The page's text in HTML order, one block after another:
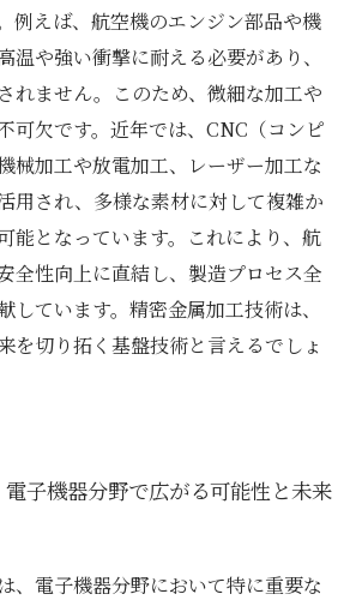
例えば、航空機のエンジン部品や機
温や強い衝撃に耐える必要があり、
れません。このため、微細な加工や
可欠です。近年では、CNC（コンピ
械加工や放電加工、レーザー加工な
用され、多様な素材に対して複雑か
能となっています。これにより、航
全性向上に直結し、製造プロセス全
しています。精密金属加工技術は、
を切り拓く基盤技術と言えるでしょ
子機器分野で広がる可能性と未来
、電子機器分野において特に重要な